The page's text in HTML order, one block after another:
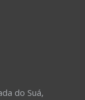
do Suá,